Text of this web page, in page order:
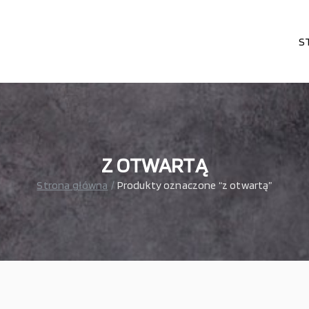
Z OTWARTĄ
Strona główna Produkty oznaczone “z otwartą”